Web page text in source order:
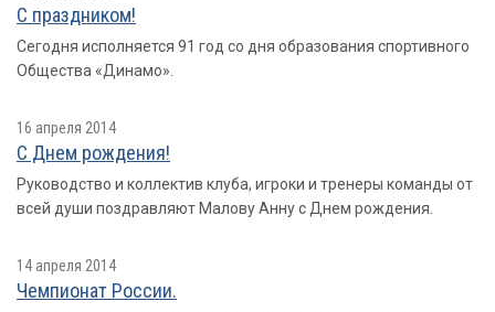
С праздником!
Сегодня исполняется 91 год со дня образования спортивного
Общества «Динамо».
16 апреля 2014
С Днем рождения!
Руководство и коллектив клуба, игроки и тренеры команды от
всей души поздравляют Малову Анну с Днем рождения.
14 апреля 2014
Чемпионат России.